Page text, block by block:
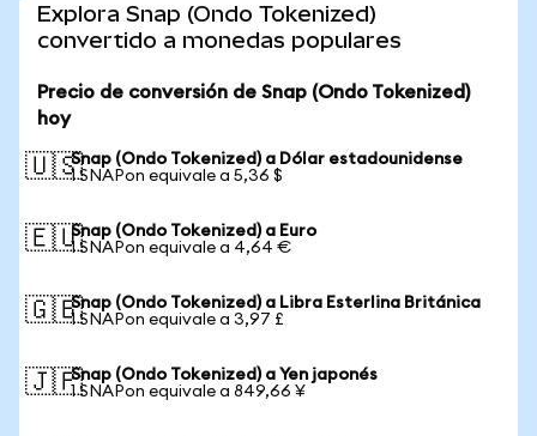
Explora Snap (Ondo Tokenized)
convertido a monedas populares
Precio de conversión de Snap (Ondo Tokenized)
hoy
🇺🇸Snap (Ondo Tokenized) a Dólar estadounidense
1 SNAPon equivale a 5,36 $
🇪🇺Snap (Ondo Tokenized) a Euro
1 SNAPon equivale a 4,64 €
🇬🇧Snap (Ondo Tokenized) a Libra Esterlina Británica
1 SNAPon equivale a 3,97 £
🇯🇵Snap (Ondo Tokenized) a Yen japonés
1 SNAPon equivale a 849,66 ¥